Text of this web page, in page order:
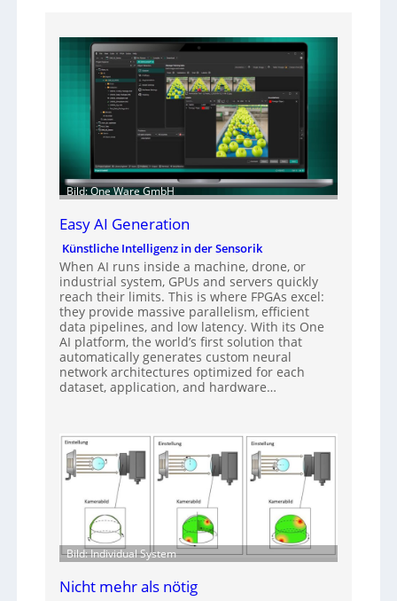
Bild: One Ware GmbH
Easy AI Generation
Künstliche Intelligenz in der Sensorik
When AI runs inside a machine, drone, or
industrial system, GPUs and servers quickly
reach their limits. This is where FPGAs excel:
they provide massive parallelism, efficient
data pipelines, and low latency. With its One
AI platform, the world’s first solution that
automatically generates custom neural
network architectures optimized for each
dataset, application, and hardware…
Bild: Individual System
Nicht mehr als nötig